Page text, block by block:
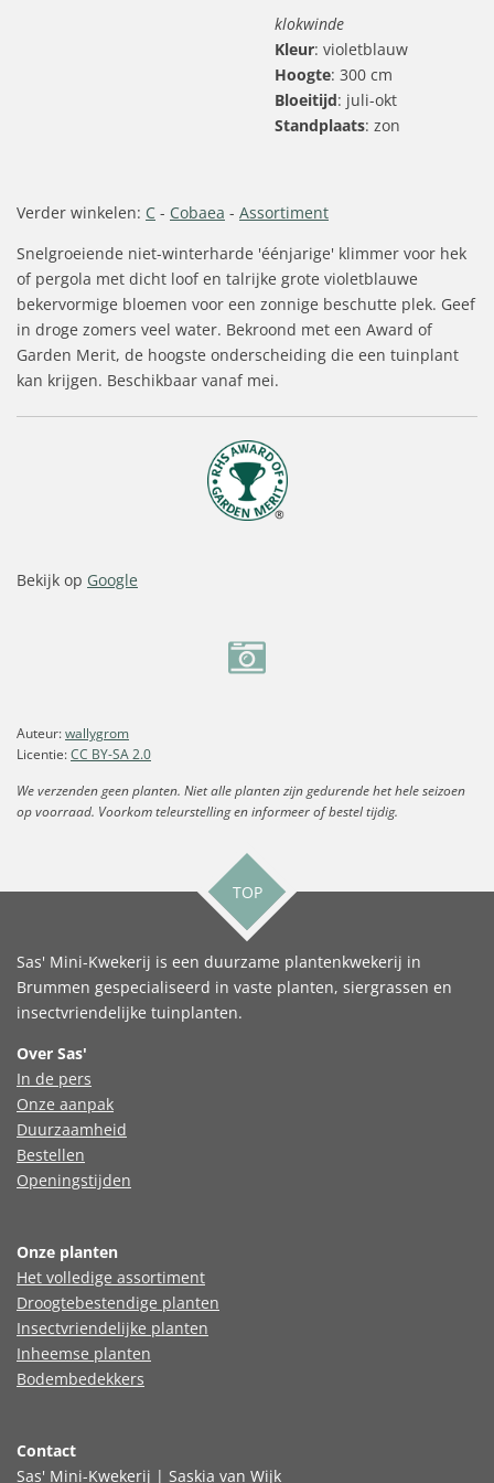
klokwinde
Kleur: violetblauw
Hoogte: 300 cm
Bloeitijd: juli-okt
Standplaats: zon
Verder winkelen: C - Cobaea - Assortiment
Snelgroeiende niet-winterharde 'éénjarige' klimmer voor hek
of pergola met dicht loof en talrijke grote violetblauwe
bekervormige bloemen voor een zonnige beschutte plek. Geef
in droge zomers veel water. Bekroond met een Award of
Garden Merit, de hoogste onderscheiding die een tuinplant
kan krijgen. Beschikbaar vanaf mei.
Bekijk op Google
Auteur: wallygrom
Licentie: CC BY-SA 2.0
We verzenden geen planten. Niet alle planten zijn gedurende het hele seizoen
op voorraad. Voorkom teleurstelling en informeer of bestel tijdig.
TOP
Sas' Mini-Kwekerij is een duurzame plantenkwekerij in
Brummen gespecialiseerd in vaste planten, siergrassen en
insectvriendelijke tuinplanten.
Over Sas'
In de pers
Onze aanpak
Duurzaamheid
Bestellen
Openingstijden
Onze planten
Het volledige assortiment
Droogtebestendige planten
Insectvriendelijke planten
Inheemse planten
Bodembedekkers
Contact
Sas' Mini-Kwekerij | Saskia van Wijk